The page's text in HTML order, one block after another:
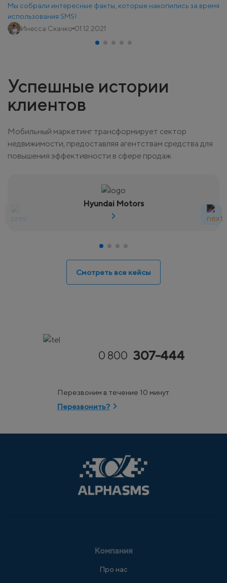
Мы собрали интересные факты, которые накопились за время
использования SMS!
Инесса Скачко 01.12.2021
Успешные истории
клиентов
Мобильный маркетинг трансформирует сектор
недвижимости, предоставляя агентствам средства для
повышения эффективности в сфере продаж
Hyundai Motors
Смотреть все кейсы
0 800 307-444
Перезвоним в течение 10 минут.
Перезвонить?
Компания
Про нас